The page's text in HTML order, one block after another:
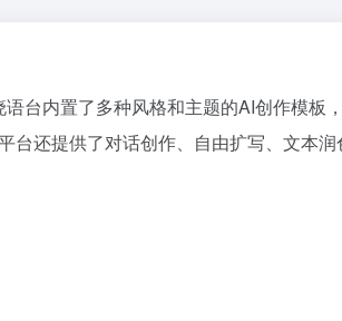
台内置了多种风格和主题的AI创作模板
台还提供了对话创作、自由扩写、文本润